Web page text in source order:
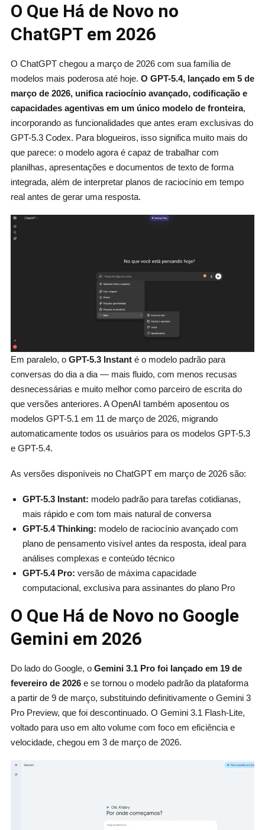
O Que Há de Novo no
ChatGPT em 2026
O ChatGPT chegou a março de 2026 com sua família de
modelos mais poderosa até hoje. O GPT-5.4, lançado em 5 de
março de 2026, unifica raciocínio avançado, codificação e
capacidades agentivas em um único modelo de fronteira,
incorporando as funcionalidades que antes eram exclusivas do
GPT-5.3 Codex. Para blogueiros, isso significa muito mais do
que parece: o modelo agora é capaz de trabalhar com
planilhas, apresentações e documentos de texto de forma
integrada, além de interpretar planos de raciocínio em tempo
real antes de gerar uma resposta.
Em paralelo, o GPT-5.3 Instanté o modelo padrão para
conversas do dia a dia — mais fluido, com menos recusas
desnecessárias e muito melhor como parceiro de escrita do
que versões anteriores. A OpenAI também aposentou os
modelos GPT-5.1 em 11 de março de 2026, migrando
automaticamente todos os usuários para os modelos GPT-5.3
e GPT-5.4.
As versões disponíveis no ChatGPT em março de 2026 são:
GPT-5.3 Instant: modelo padrão para tarefas cotidianas,
mais rápido e com tom mais natural de conversa
GPT-5.4 Thinking: modelo de raciocínio avançado com
plano de pensamento visível antes da resposta, ideal para
análises complexas e conteúdo técnico
GPT-5.4 Pro: versão de máxima capacidade
computacional, exclusiva para assinantes do plano Pro
O Que Há de Novo no Google
Gemini em 2026
Do lado do Google, o Gemini 3.1 Pro foi lançado em 19 de
fevereiro de 2026e se tornou o modelo padrão da plataforma
a partir de 9 de março, substituindo definitivamente o Gemini 3
Pro Preview, que foi descontinuado. O Gemini 3.1 Flash-Lite,
voltado para uso em alto volume com foco em eficiência e
velocidade, chegou em 3 de março de 2026.